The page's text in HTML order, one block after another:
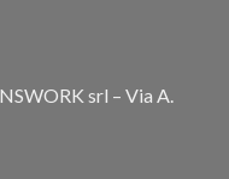
srl – Via A.